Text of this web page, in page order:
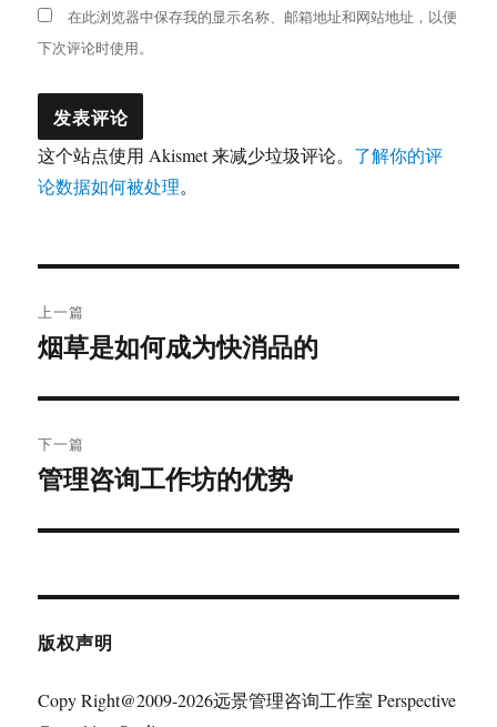
在此浏览器中保存我的显示名称、邮箱地址和网站地址，以便
下次评论时使用。
这个站点使用 Akismet 来减少垃圾评论。 了解你的评
论数据如何被处理。
章
航
上一篇
上
文
章：
烟草是如何成为快消品的
下一篇
下
文
管理咨询工作坊的优势
版权声明
Copy Right@2009-2026远景管理咨询工作室 Perspective